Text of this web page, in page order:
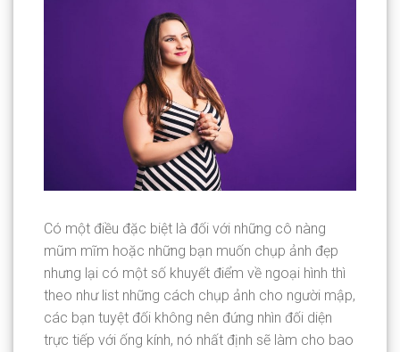
Có một điều đặc biệt là đối với những cô nàng
mũm mĩm hoặc những bạn muốn chụp ảnh đẹp
nhưng lại có một số khuyết điểm về ngoại hình thì
theo như list những cách chụp ảnh cho người mập,
các bạn tuyệt đối không nên đứng nhìn đối diện
trực tiếp với ống kính, nó nhất định sẽ làm cho bao